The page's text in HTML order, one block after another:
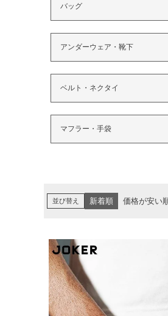
バッグ
アンダーウェア・靴下
ベルト・ネクタイ
マフラー・手袋
並び替え 新着順 価格が安い